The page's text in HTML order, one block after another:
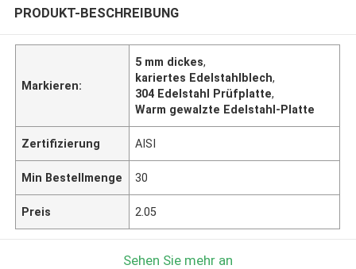
PRODUKT-BESCHREIBUNG
Markieren:
5 mm dickes,
kariertes Edelstahlblech,
304 Edelstahl Prüfplatte,
Warm gewalzte Edelstahl-Platte
Zertifizierung AISI
Min Bestellmenge 30
Preis 2.05
Sehen Sie mehr an